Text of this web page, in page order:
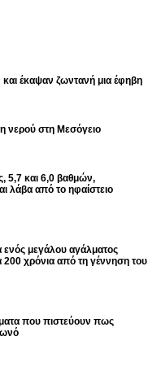
έκαψαν ζωντανή μια έφηβη
νερού στη Μεσόγειο
5,7 και 6,0 βαθμών,
λάβα από το ηφαίστειο
ενός μεγάλου αγάλματος
200 χρόνια από τη γέννηση του
που πιστεύουν πως